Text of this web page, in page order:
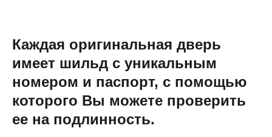
Каждая оригинальная дверь
имеет шильд с уникальным
номером и паспорт, с помощью
которого Вы можете проверить
ее на подлинность.